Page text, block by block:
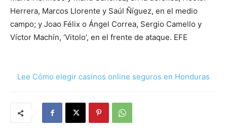
Herrera, Marcos Llorente y Saúl Ñíguez, en el medio
campo; y Joao Félix o Ángel Correa, Sergio Camello y
Víctor Machín, ‘Vitolo’, en el frente de ataque. EFE
Lee Cómo elegir casinos online seguros en Honduras